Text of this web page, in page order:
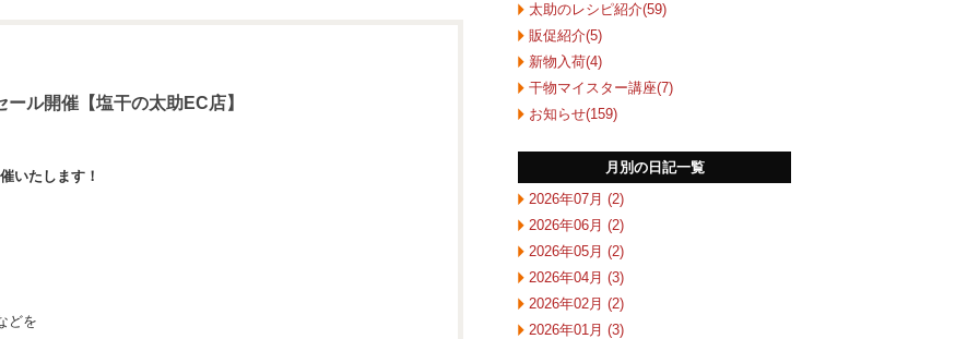
ル開催【塩干の太助EC店】
いたします！
どを
太助のレシピ紹介(59)
販促紹介(5)
新物入荷(4)
干物マイスター講座(7)
お知らせ(159)
月別の日記一覧
2026年07月 (2)
2026年06月 (2)
2026年05月 (2)
2026年04月 (3)
2026年02月 (2)
2026年01月 (3)